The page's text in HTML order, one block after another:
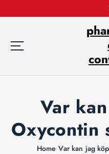
k
Var
Oxycontin
Home Var kan jag